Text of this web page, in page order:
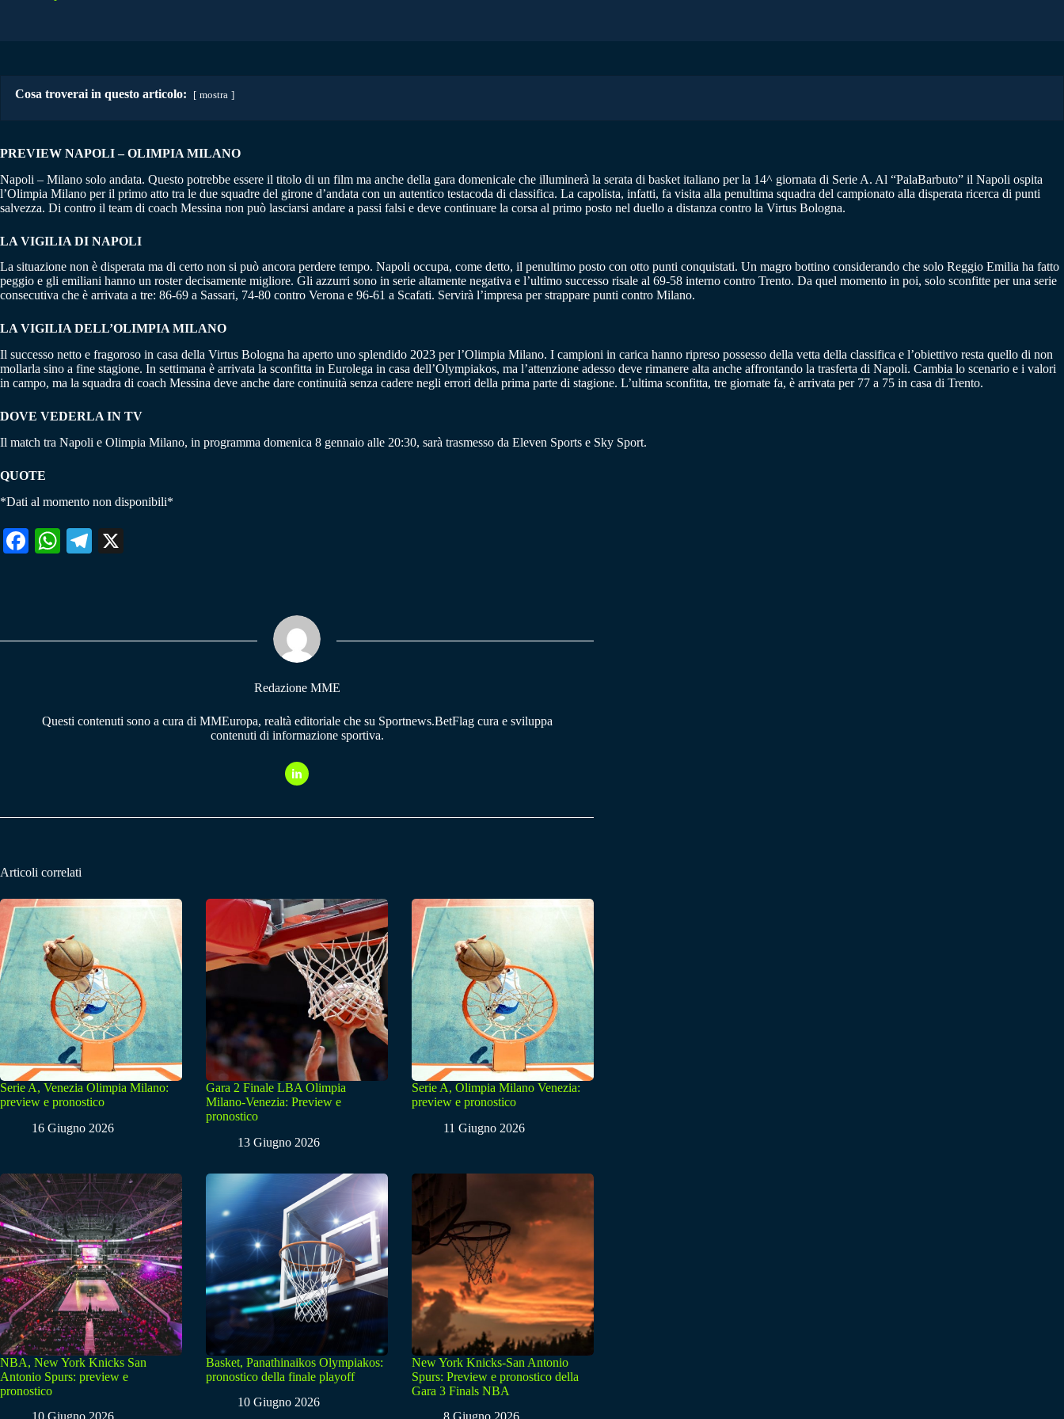
Cosa troverai in questo articolo: mostra
PREVIEW NAPOLI – OLIMPIA MILANO
Napoli – Milano solo andata. Questo potrebbe essere il titolo di un film ma anche della gara domenicale che illuminerà la serata di basket italiano per la 14^ giornata di Serie A. Al “PalaBarbuto” il Napoli ospita
l’Olimpia Milano per il primo atto tra le due squadre del girone d’andata con un autentico testacoda di classifica. La capolista, infatti, fa visita alla penultima squadra del campionato alla disperata ricerca di punti
salvezza. Di contro il team di coach Messina non può lasciarsi andare a passi falsi e deve continuare la corsa al primo posto nel duello a distanza contro la Virtus Bologna.
LA VIGILIA DI NAPOLI
La situazione non è disperata ma di certo non si può ancora perdere tempo. Napoli occupa, come detto, il penultimo posto con otto punti conquistati. Un magro bottino considerando che solo Reggio Emilia ha fatto
peggio e gli emiliani hanno un roster decisamente migliore. Gli azzurri sono in serie altamente negativa e l’ultimo successo risale al 69-58 interno contro Trento. Da quel momento in poi, solo sconfitte per una serie
consecutiva che è arrivata a tre: 86-69 a Sassari, 74-80 contro Verona e 96-61 a Scafati. Servirà l’impresa per strappare punti contro Milano.
LA VIGILIA DELL’OLIMPIA MILANO
Il successo netto e fragoroso in casa della Virtus Bologna ha aperto uno splendido 2023 per l’Olimpia Milano. I campioni in carica hanno ripreso possesso della vetta della classifica e l’obiettivo resta quello di non
mollarla sino a fine stagione. In settimana è arrivata la sconfitta in Eurolega in casa dell’Olympiakos, ma l’attenzione adesso deve rimanere alta anche affrontando la trasferta di Napoli. Cambia lo scenario e i valori
in campo, ma la squadra di coach Messina deve anche dare continuità senza cadere negli errori della prima parte di stagione. L’ultima sconfitta, tre giornate fa, è arrivata per 77 a 75 in casa di Trento.
DOVE VEDERLA IN TV
Il match tra Napoli e Olimpia Milano, in programma domenica 8 gennaio alle 20:30, sarà trasmesso da Eleven Sports e Sky Sport.
QUOTE
*Dati al momento non disponibili*
Fa W
pp
Te
m
Redazione MME
Questi contenuti sono a cura di MMEuropa, realtà editoriale che su Sportnews.BetFlag cura e sviluppa
contenuti di informazione sportiva.
Articoli correlati
Serie A, Venezia Olimpia Milano:
preview e pronostico
16 Giugno 2026
Gara 2 Finale LBA Olimpia
Milano-Venezia: Preview e
pronostico
13 Giugno 2026
Serie A, Olimpia Milano Venezia:
preview e pronostico
11 Giugno 2026
NBA, New York Knicks San
Antonio Spurs: preview e
pronostico
Basket, Panathinaikos Olympiakos:
pronostico della finale playoff
10 Giugno 2026
New York Knicks-San Antonio
Spurs: Preview e pronostico della
Gara 3 Finals NBA